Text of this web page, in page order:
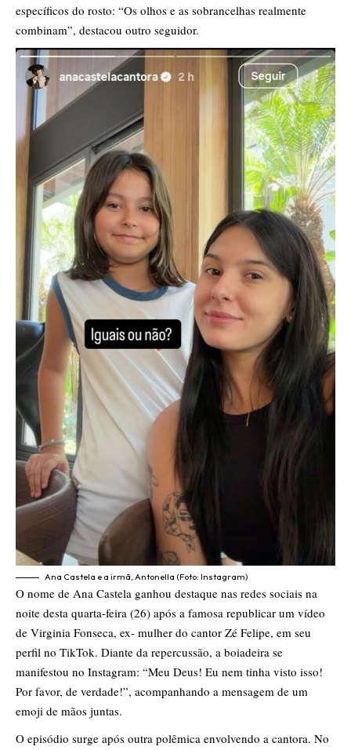
específicos do rosto: “Os olhos e as sobrancelhas realmente
combinam”, destacou outro seguidor.
Ana Castela e a irmã, Antonella (Foto: Instagram)
O nome de Ana Castela ganhou destaque nas redes sociais na
noite desta quarta-feira (26) após a famosa republicar um vídeo
de Virginia Fonseca, ex- mulher do cantor Zé Felipe, em seu
perfil no TikTok. Diante da repercussão, a boiadeira se
manifestou no Instagram: “Meu Deus! Eu nem tinha visto isso!
Por favor, de verdade!”, acompanhando a mensagem de um
emoji de mãos juntas.
O episódio surge após outra polêmica envolvendo a cantora. No